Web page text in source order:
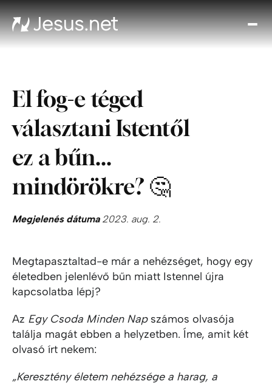
fel
El fog-e téged
választani Istentől
ez a bűn...
mindörökre? 🤔
Megjelenés dátuma2023. aug. 2.
Megtapasztaltad-e már a nehézséget, hogy egy
életedben jelenlévő bűn miatt Istennel újra
kapcsolatba lépj?
Az Egy Csoda Minden Napszámos olvasója
találja magát ebben a helyzetben. Íme, amit két
olvasó írt nekem:
„Keresztény életem nehézsége a harag, a